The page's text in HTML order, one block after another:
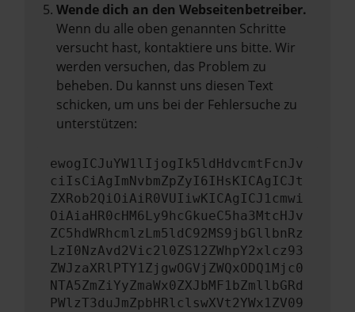
Wende dich an den Webseitenbetreiber.
Wenn du alle oben genannten Schritte
versucht hast, kontaktiere uns bitte. Wir
werden versuchen, das Problem zu
beheben. Du kannst uns diesen Text
schicken, um uns bei der Fehlersuche zu
unterstützen:
ewogICJuYW1lIjogIk5ldHdvcmtFcnJv
ciIsCiAgImNvbmZpZyI6IHsKICAgICJt
ZXRob2QiOiAiR0VUIiwKICAgICJ1cmwi
OiAiaHR0cHM6Ly9hcGkueC5ha3MtcHJv
ZC5hdWRhcmlzLm5ldC92MS9jbGllbnRz
LzI0NzAvd2Vic2l0ZS12ZWhpY2xlcz93
ZWJzaXRlPTY1ZjgwOGVjZWQxODQ1Mjc0
NTA5ZmZiYyZmaWx0ZXJbMF1bZmllbGRd
PWlzT3duJmZpbHRlclswXVt2YWx1ZV09